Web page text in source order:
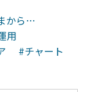
から…
用
#チャート